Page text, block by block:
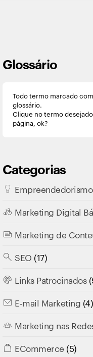
Glossário
Todo termo marcado com
glossário.
Clique no termo
página, ok?
Categorias
Empreendedorismo
Marketing Digital
Marketing de
SEO (17)
Links Patrocinados
E-mail Marketing (4)
Marketing nas
ECommerce (5)